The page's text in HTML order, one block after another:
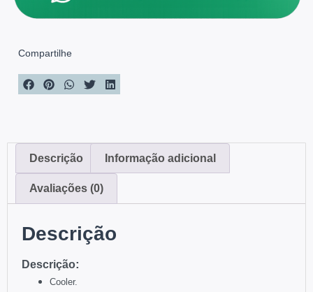
Compartilhe
Descrição Informação adicional
Avaliações (0)
Descrição
Descrição:
Cooler.